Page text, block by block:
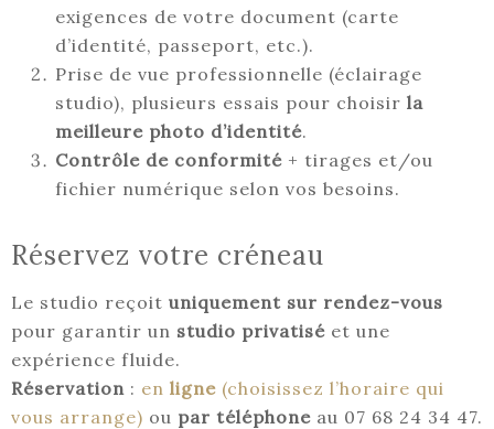
exigences de votre document (carte
d’identité, passeport, etc.).
Prise de vue professionnelle (éclairage
studio), plusieurs essais pour choisir la
meilleure photo d’identité.
Contrôle de conformité + tirages et/ou
fichier numérique selon vos besoins.
Réservez votre créneau
Le studio reçoit uniquement sur rendez-vous
pour garantir un studio privatisé et une
expérience fluide.
Réservation : en ligne (choisissez l’horaire qui
vous arrange) ou par téléphone au 07 68 24 34 47.